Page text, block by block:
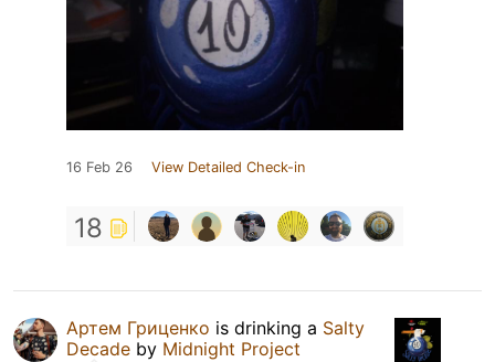
16 Feb 26 View Detailed Check-in
18
Артем Гриценко is drinking a Salty
Decade by Midnight Project